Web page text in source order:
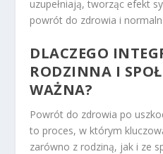
uzupełniają, tworząc efekt
powrót do zdrowia i
DLACZEGO
RODZINNA I
WAŻNA?
Powrót do zdrowia po
to proces, w którym
zarówno z rodziną, jak i ze